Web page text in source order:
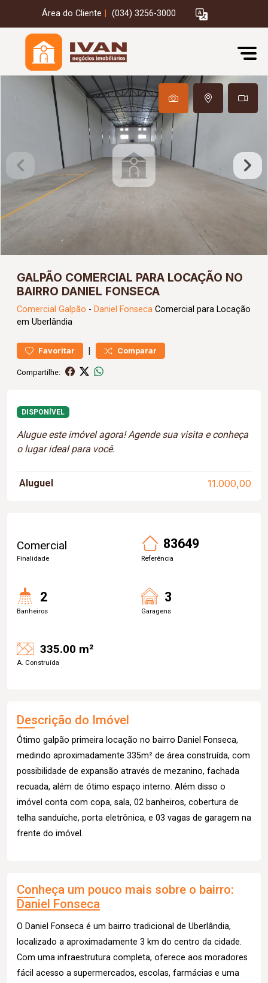
Área do Cliente (034) 3256-3000
GALPÃO COMERCIAL PARA LOCAÇÃO NO
BAIRRO DANIEL FONSECA
Comercial Galpão - Daniel Fonseca Comercial para Locação
em Uberlândia
Favoritar | Comparar
Compartilhe:
DISPONÍVEL
Alugue este imóvel agora! Agende sua visita e conheça
o lugar ideal para você.
Aluguel 11.000,00
Comercial
Finalidade
83649
Referência
2
Banheiros
3
Garagens
335.00 m²
A. Construída
Descrição do Imóvel
Ótimo galpão primeira locação no bairro Daniel Fonseca,
medindo aproximadamente 335m² de área construída, com
possibilidade de expansão através de mezanino, fachada
recuada, além de ótimo espaço interno. Além disso o
imóvel conta com copa, sala, 02 banheiros, cobertura de
telha sanduíche, porta eletrônica, e 03 vagas de garagem na
frente do imóvel.
Conheça um pouco mais sobre o bairro:
Daniel Fonseca
O Daniel Fonseca é um bairro tradicional de Uberlândia,
localizado a aproximadamente 3 km do centro da cidade.
Com uma infraestrutura completa, oferece aos moradores
fácil acesso a supermercados, escolas, farmácias e uma